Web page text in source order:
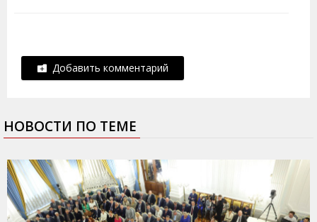
Добавить комментарий
НОВОСТИ ПО ТЕМЕ